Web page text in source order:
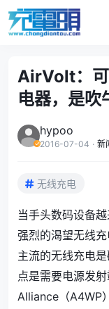
AirVolt：
电器，是吹
hypoo
2016-07-04 · 新
无线充电
当手头数码设备
强烈的渴望无线
主流的无线充电
点是需要电源发
Alliance（A4WP